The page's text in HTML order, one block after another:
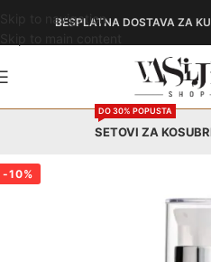
Skip to navigationBESPLATNA DOSTAVA ZA
SETOVI ZA KOSU
DO 30% POPUSTA
-10%